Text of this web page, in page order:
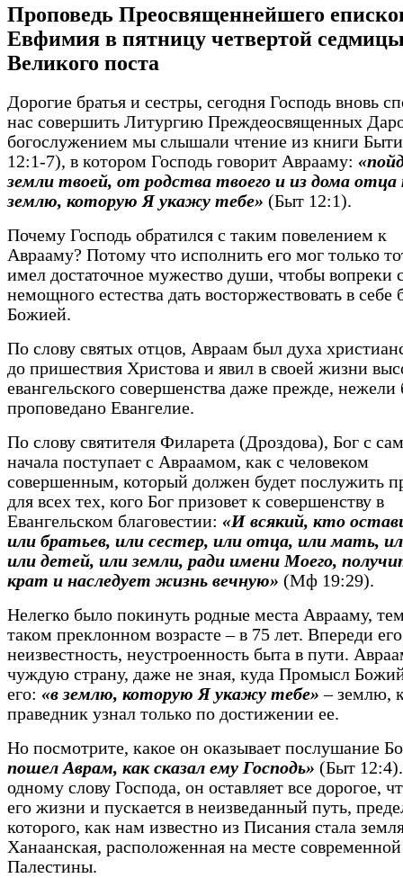
Проповедь Преосвященнейшего
Евфимия в пятницу четвертой
Великого поста
Дорогие братья и сестры, сегодня Господь вновь
нас совершить Литургию Преждеосвященных
богослужением мы слышали чтение из книги
12:1-7), в котором Господь говорит Аврааму:
земли твоей, от родства твоего и из дома отца
землю, которую Я укажу тебе» (Быт 12:1).
Почему Господь обратился с таким повелением к
Аврааму? Потому что исполнить его мог только
имел достаточное мужество души, чтобы вопреки
немощного естества дать восторжествовать в себе
Божией.
По слову святых отцов, Авраам был духа
до пришествия Христова и явил в своей жизни
евангельского совершенства даже прежде, нежели
проповедано Евангелие.
По слову святителя Филарета (Дроздова), Бог с
начала поступает с Авраамом, как с человеком
совершенным, который должен будет послужить
для всех тех, кого Бог призовет к совершенству в
Евангельском благовестии: «И всякий, кто
или братьев, или сестер, или отца, или мать,
или детей, или земли, ради имени Моего,
крат и наследует жизнь вечную» (Мф 19:29).
Нелегко было покинуть родные места Аврааму,
таком преклонном возрасте – в 75 лет. Впереди
неизвестность, неустроенность быта в пути.
чуждую страну, даже не зная, куда Промысл
его: «в землю, которую Я укажу тебе» – землю,
праведник узнал только по достижении ее.
Но посмотрите, какое он оказывает послушание
пошел Аврам, как сказал ему Господь» (Быт
одному слову Господа, он оставляет все дорогое,
его жизни и пускается в неизведанный путь,
которого, как нам известно из Писания стала
Ханаанская, расположенная на месте современной
Палестины.